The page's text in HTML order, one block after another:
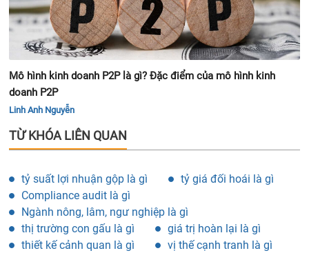
Mô hình kinh doanh P2P là gì? Đặc điểm của mô hình kinh
doanh P2P
Linh Anh Nguyễn
TỪ KHÓA LIÊN QUAN
tỷ suất lợi nhuận gộp là gì
tỷ giá đối hoái là gì
Compliance audit là gì
Ngành nông, lâm, ngư nghiệp là gì
thị trường con gấu là gì
giá trị hoàn lại là gì
thiết kế cảnh quan là gì
vị thế cạnh tranh là gì